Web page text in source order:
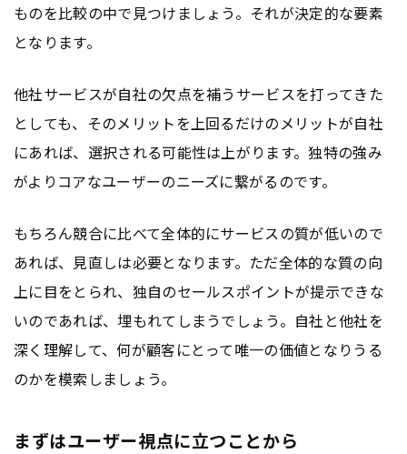
ものを比較の中で見つけましょう。それが決定的な要素
となります。
他社サービスが自社の欠点を補うサービスを打ってきた
としても、そのメリットを上回るだけのメリットが自社
にあれば、選択される可能性は上がります。独特の強み
がよりコアなユーザーのニーズに繋がるのです。
もちろん競合に比べて全体的にサービスの質が低いので
あれば、見直しは必要となります。ただ全体的な質の向
上に目をとられ、独自のセールスポイントが提示できな
いのであれば、埋もれてしまうでしょう。自社と他社を
深く理解して、何が顧客にとって唯一の価値となりうる
のかを模索しましょう。
まずはユーザー視点に立つことから